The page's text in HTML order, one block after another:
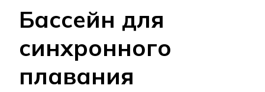
Бассейн для
синхронного
плавания